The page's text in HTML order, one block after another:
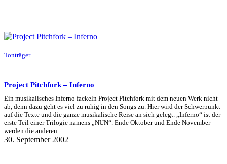
Tonträger
Project Pitchfork – Inferno
Ein musikalisches Inferno fackeln Project Pitchfork mit dem neuen Werk nicht
ab, denn dazu geht es viel zu ruhig in den Songs zu. Hier wird der Schwerpunkt
auf die Texte und die ganze musikalische Reise an sich gelegt. „Inferno“ ist der
erste Teil einer Trilogie namens „NUN“. Ende Oktober und Ende November
werden die anderen…
30. September 2002